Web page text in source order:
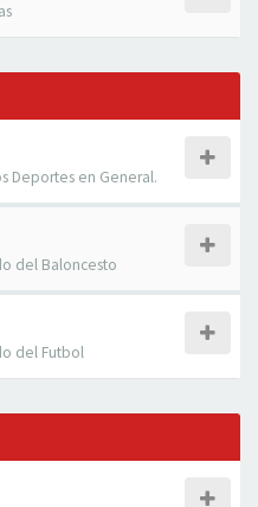
Deportes en General.
del Baloncesto
del Futbol